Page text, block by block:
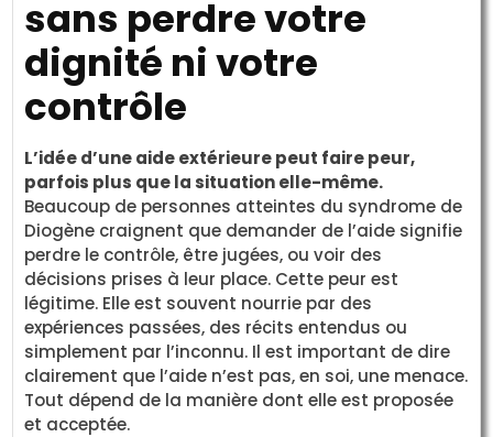
sans perdre votre
dignité ni votre
contrôle
L’idée d’une aide extérieure peut faire peur,
parfois plus que la situation elle-même.
Beaucoup de personnes atteintes du syndrome de
Diogène craignent que demander de l’aide signifie
perdre le contrôle, être jugées, ou voir des
décisions prises à leur place. Cette peur est
légitime. Elle est souvent nourrie par des
expériences passées, des récits entendus ou
simplement par l’inconnu. Il est important de dire
clairement que l’aide n’est pas, en soi, une menace.
Tout dépend de la manière dont elle est proposée
et acceptée.